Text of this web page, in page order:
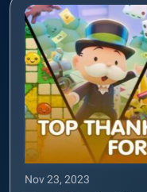
Nov 23, 2023